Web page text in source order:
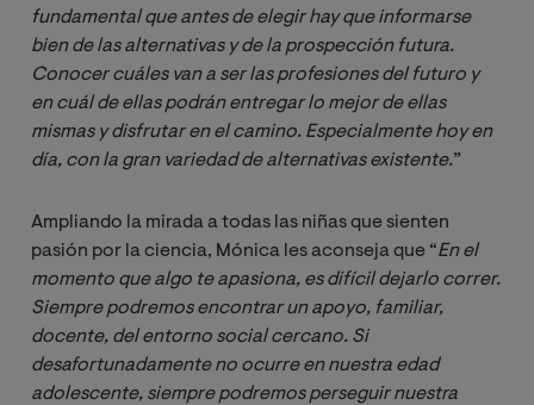
fundamental que antes de elegir hay que informarse
bien de las alternativas y de la prospección futura.
Conocer cuáles van a ser las profesiones del futuro y
en cuál de ellas podrán entregar lo mejor de ellas
mismas y disfrutar en el camino. Especialmente hoy en
día, con la gran variedad de alternativas existente.”
Ampliando la mirada a todas las niñas que sienten
pasión por la ciencia, Mónica les aconseja que “En el
momento que algo te apasiona, es difícil dejarlo correr.
Siempre podremos encontrar un apoyo, familiar,
docente, del entorno social cercano. Si
desafortunadamente no ocurre en nuestra edad
adolescente, siempre podremos perseguir nuestra